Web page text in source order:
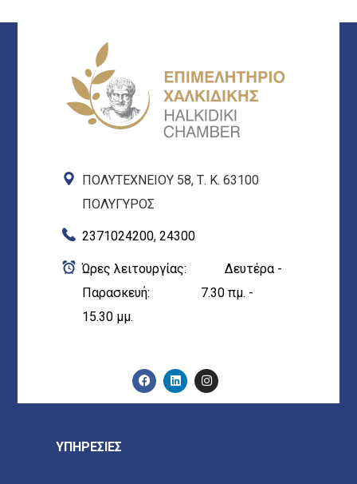
ΠΟΛΥΤΕΧΝΕΙΟΥ 58, Τ. Κ. 63100
ΠΟΛΥΓΥΡΟΣ
2371024200, 24300
Ώρες λειτουργίας: Δευτέρα -
Παρασκευή: 7.30 πμ. -
15.30 μμ.
ΥΠΗΡΕΣΙΕΣ